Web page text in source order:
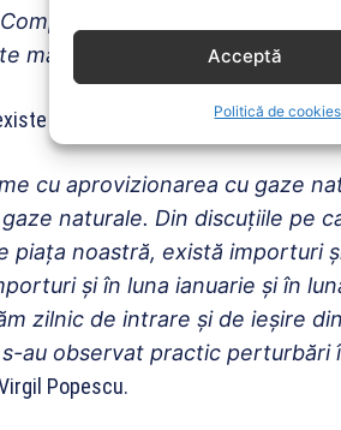
Acceptă
Politică de cookies
Energetic Oltenia
maximă de extracţie a
probleme nici în aprovizionarea
cu aprovizionarea cu gaze
naturale. Din discuţiile pe
piaţa noastră, există importuri
şi în luna ianuarie şi în
zilnic de intrare şi de ieşire
au observat practic perturbări
Popescu.